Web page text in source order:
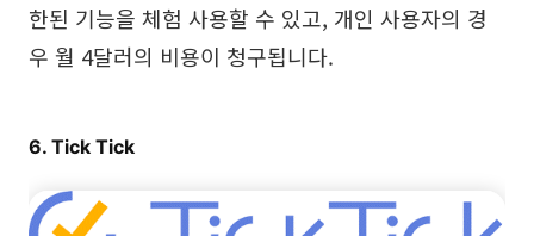
한된 기능을 체험 사용할 수 있고, 개인 사용자의 경
우 월 4달러의 비용이 청구됩니다.
6. Tick Tick